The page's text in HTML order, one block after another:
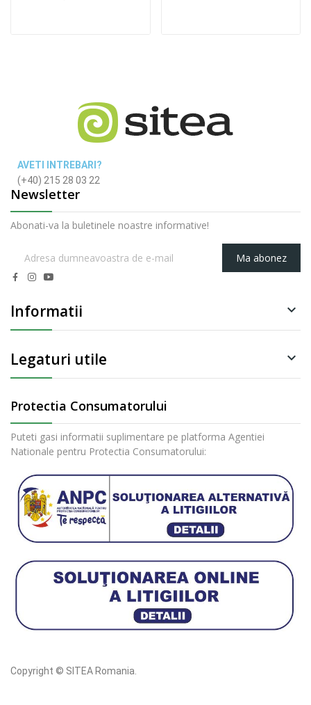
AVETI INTREBARI?
(+40) 215 28 03 22
Newsletter
Abonati-va la buletinele noastre informative!
Ma abonez
Informatii 
Legaturi utile 
Protectia Consumatorului
Puteti gasi informatii suplimentare pe platforma Agentiei
Nationale pentru Protectia Consumatorului:
Copyright © SITEA Romania.